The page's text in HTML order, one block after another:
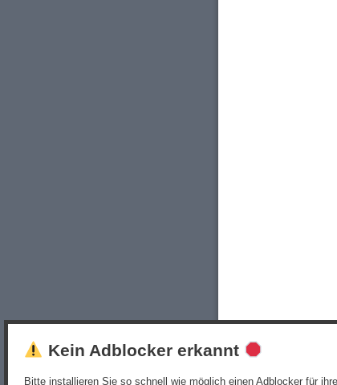
Kein Adblocker erkannt
Bitte installieren Sie so schnell wie möglich einen Adblocker für